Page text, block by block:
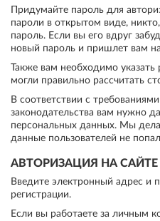
Придумайте пароль для
пароли в открытом виде,
пароль. Если вы его вдруг
новый пароль и пришлет вам
Также вам необходимо
могли правильно рассчитать
В соответствии с
законодательства вам нужно
персональных данных. Мы
данные пользователей не
АВТОРИЗАЦИЯ НА САЙТЕ
Введите электронный адрес и
регистрации.
Если вы работаете за личным